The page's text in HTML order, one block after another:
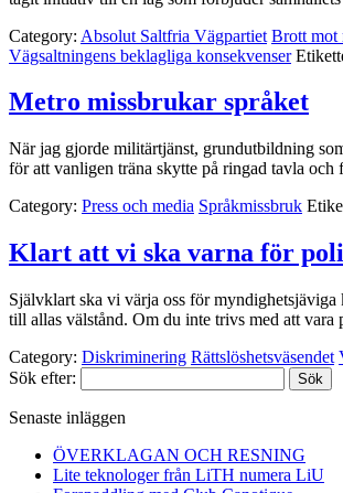
Category: Absolut Saltfria Vägpartiet Brott mot
Vägsaltningens beklagliga konsekvenser
Metro missbrukar språket
När jag gjorde militärtjänst, grundutbildning
för att vanligen träna skytte på ringad tavla
Category: Press och media Språkmissbruk
Klart att vi ska varna för
Självklart ska vi värja oss för myndighetsjäviga
till allas välstånd. Om du inte trivs med att
Category: Diskriminering Rättslöshetsväsendet
Sök efter:
Senaste inläggen
ÖVERKLAGAN OCH RESNING
Lite teknologer från LiTH numera LiU